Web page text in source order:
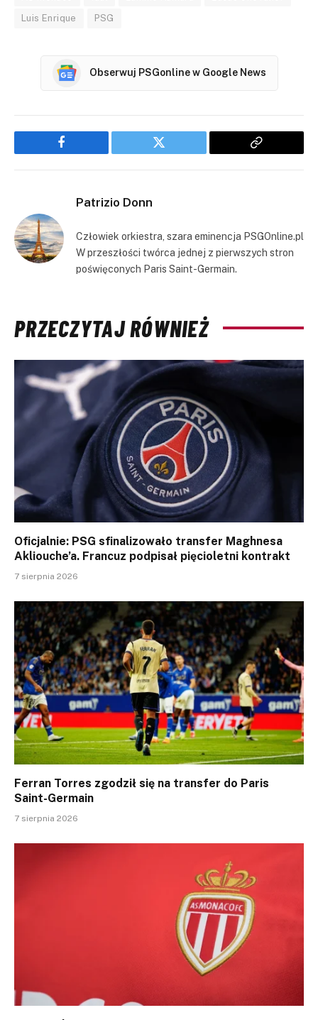
Luis Enrique PSG
Obserwuj PSGonline w Google News
Facebook Twitter
Copy
Patrizio Donn
Człowiek orkiestra, szara eminencja PSGOnline.pl
W przeszłości twórca jednej z pierwszych stron
poświęconych Paris Saint-Germain.
PRZECZYTAJ RÓWNIEŻ
Oficjalnie: PSG sfinalizowało transfer Maghnesa
Akliouche’a. Francuz podpisał pięcioletni kontrakt
7 sierpnia 2026
Ferran Torres zgodził się na transfer do Paris
Saint-Germain
7 sierpnia 2026